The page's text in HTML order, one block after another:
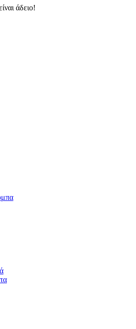
άδειο!